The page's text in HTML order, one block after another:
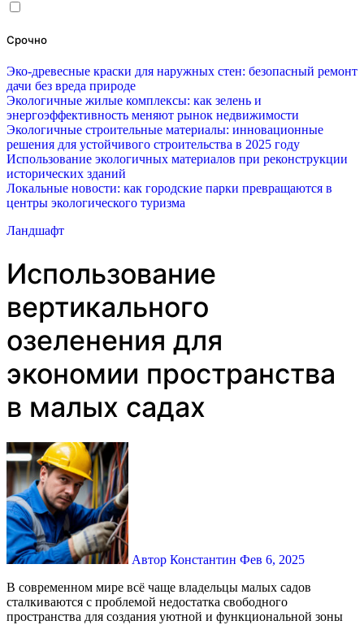
Срочно
Эко-древесные краски для наружных стен: безопасный ремонт
дачи без вреда природе
Экологичные жилые комплексы: как зелень и
энергоэффективность меняют рынок недвижимости
Экологичные строительные материалы: инновационные
решения для устойчивого строительства в 2025 году
Использование экологичных материалов при реконструкции
исторических зданий
Локальные новости: как городские парки превращаются в
центры экологического туризма
Ландшафт
Использование
вертикального
озеленения для
экономии пространства
в малых садах
Автор Константин Фев 6, 2025
В современном мире всё чаще владельцы малых садов
сталкиваются с проблемой недостатка свободного
пространства для создания уютной и функциональной зоны